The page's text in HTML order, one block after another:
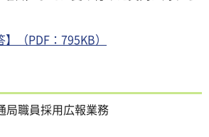
】（PDF：795KB）
局職員採用広報業務